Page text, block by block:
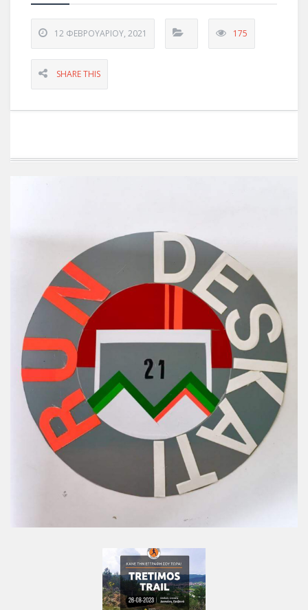
12 ΦΕΒΡΟΥΑΡΊΟΥ, 2021 175
SHARE THIS